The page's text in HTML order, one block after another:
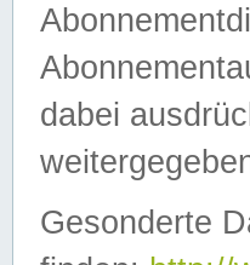
dabei
Gesonderte